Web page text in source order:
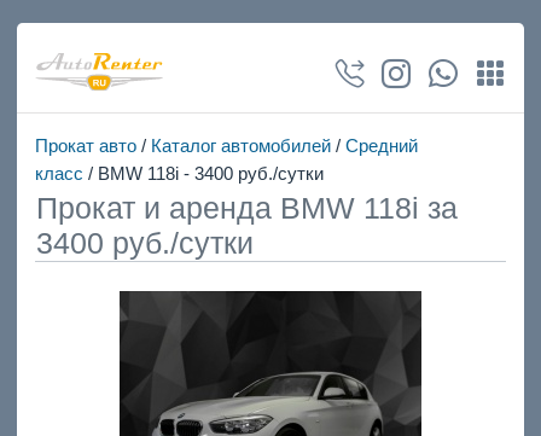
Прокат авто/ Каталог автомобилей/ Средний
класс / BMW 118i - 3400 руб./сутки
Прокат и аренда BMW 118i за
3400 руб./сутки